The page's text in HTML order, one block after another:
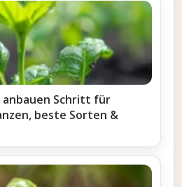
anbauen Schritt für
beste Sorten &